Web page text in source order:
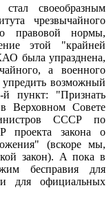
своеобразным
чрезвычайного
правовой нормы,
этой "крайней
была упразднена,
а военного
возможный
й пункт: "Признать
Верховном Совете
СССР по
проекта закона о
(вскоре мы,
закон). А пока в
бесправия для
для официальных